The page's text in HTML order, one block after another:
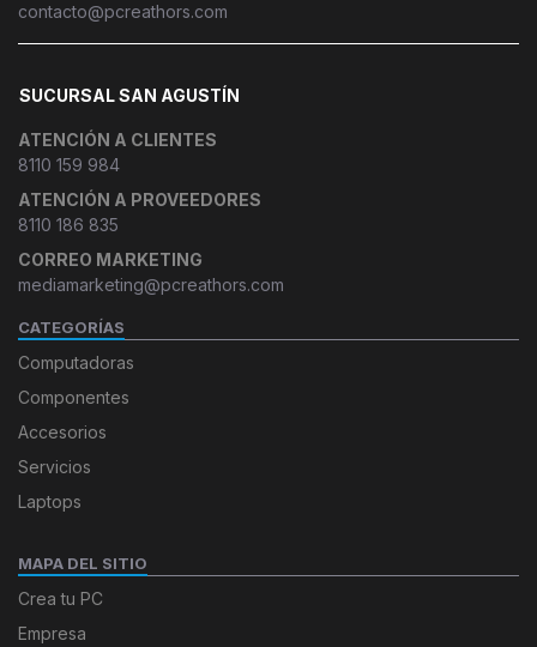
contacto@pcreathors.com
SUCURSAL SAN AGUSTÍN
ATENCIÓN A CLIENTES
8110 159 984
ATENCIÓN A PROVEEDORES
8110 186 835
CORREO MARKETING
mediamarketing@pcreathors.com
CATEGORÍAS
Computadoras
Componentes
Accesorios
Servicios
Laptops
MAPA DEL SITIO
Crea tu PC
Empresa